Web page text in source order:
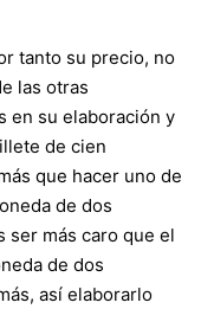
tanto su precio, no
las otras
en su elaboración y
de cien
que hacer uno de
de dos
ser más caro que el
de dos
así elaborarlo